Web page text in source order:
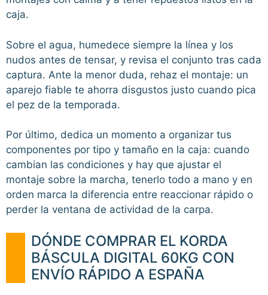
caja.
Sobre el agua, humedece siempre la línea y los
nudos antes de tensar, y revisa el conjunto tras cada
captura. Ante la menor duda, rehaz el montaje: un
aparejo fiable te ahorra disgustos justo cuando pica
el pez de la temporada.
Por último, dedica un momento a organizar tus
componentes por tipo y tamaño en la caja: cuando
cambian las condiciones y hay que ajustar el
montaje sobre la marcha, tenerlo todo a mano y en
orden marca la diferencia entre reaccionar rápido o
perder la ventana de actividad de la carpa.
DÓNDE COMPRAR EL KORDA
BÁSCULA DIGITAL 60KG CON
ENVÍO RÁPIDO A ESPAÑA